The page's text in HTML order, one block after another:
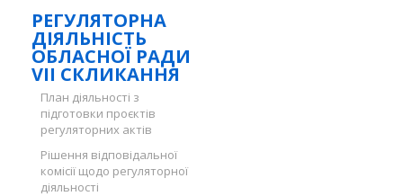
РЕГУЛЯТОРНА
ДІЯЛЬНІСТЬ
ОБЛАСНОЇ РАДИ
VII СКЛИКАННЯ
План діяльності з
підготовки проєктів
регуляторних актів
Рішення відповідальної
комісії щодо регуляторної
діяльності